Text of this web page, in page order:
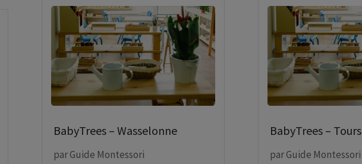
BabyTrees – Wasselonne
parGuide Montessori
BabyTrees – Tours
parGuide Montessori